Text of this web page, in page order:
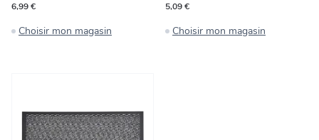
6,99 €
Choisir mon magasin
5,09 €
Choisir mon magasin